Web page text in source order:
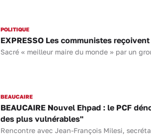
POLITIQUE
EXPRESSO Les communistes
Sacré « meilleur maire du monde » par un
BEAUCAIRE
BEAUCAIRE Nouvel Ehpad : le PCF
des plus vulnérables"
Rencontre avec Jean-François Milesi,